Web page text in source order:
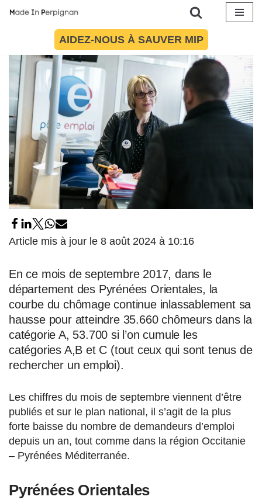
contenu
AIDEZ-NOUS À SAUVER MIP
24 octobre 2017 parMaïté Torres Société
Article mis à jour le 8 août 2024 à 10:16
En ce mois de septembre 2017, dans le
département des Pyrénées Orientales, la
courbe du chômage continue inlassablement sa
hausse pour atteindre 35.660 chômeurs dans la
catégorie A, 53.700 si l’on cumule les
catégories A,B et C (tout ceux qui sont tenus de
rechercher un emploi).
Les chiffres du mois de septembre viennent d’être
publiés et sur le plan national, il s’agit de la plus
forte baisse du nombre de demandeurs d’emploi
depuis un an, tout comme dans la région Occitanie
– Pyrénées Méditerranée.
Pyrénées Orientales